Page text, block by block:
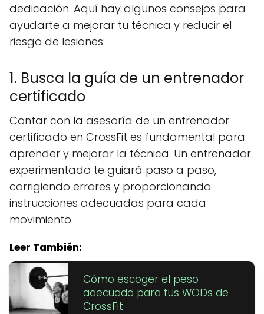
dedicación. Aquí hay algunos consejos para
ayudarte a mejorar tu técnica y reducir el
riesgo de lesiones:
1. Busca la guía de un entrenador
certificado
Contar con la asesoría de un entrenador
certificado en CrossFit es fundamental para
aprender y mejorar la técnica. Un entrenador
experimentado te guiará paso a paso,
corrigiendo errores y proporcionando
instrucciones adecuadas para cada
movimiento.
Leer También:
Cómo escoger el peso
adecuado para tus WODs de
CrossFit